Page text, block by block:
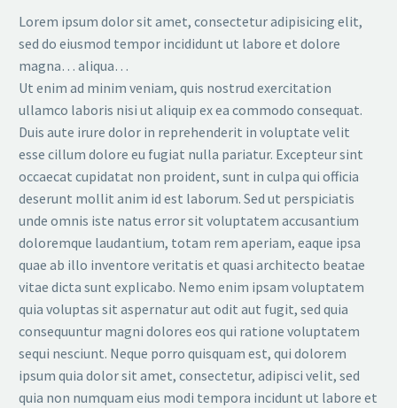
Lorem ipsum dolor sit amet, consectetur adipisicing elit,
sed do eiusmod tempor incididunt ut labore et dolore
magna… aliqua…
Ut enim ad minim veniam, quis nostrud exercitation
ullamco laboris nisi ut aliquip ex ea commodo consequat.
Duis aute irure dolor in reprehenderit in voluptate velit
esse cillum dolore eu fugiat nulla pariatur. Excepteur sint
occaecat cupidatat non proident, sunt in culpa qui officia
deserunt mollit anim id est laborum. Sed ut perspiciatis
unde omnis iste natus error sit voluptatem accusantium
doloremque laudantium, totam rem aperiam, eaque ipsa
quae ab illo inventore veritatis et quasi architecto beatae
vitae dicta sunt explicabo. Nemo enim ipsam voluptatem
quia voluptas sit aspernatur aut odit aut fugit, sed quia
consequuntur magni dolores eos qui ratione voluptatem
sequi nesciunt. Neque porro quisquam est, qui dolorem
ipsum quia dolor sit amet, consectetur, adipisci velit, sed
quia non numquam eius modi tempora incidunt ut labore et